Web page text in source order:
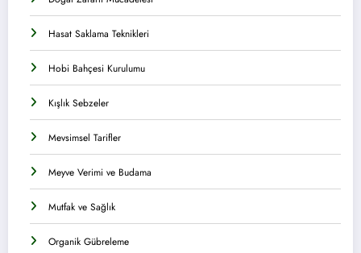
Hasat Saklama Teknikleri
Hobi Bahçesi Kurulumu
Kışlık Sebzeler
Mevsimsel Tarifler
Meyve Verimi ve Budama
Mutfak ve Sağlık
Organik Gübreleme